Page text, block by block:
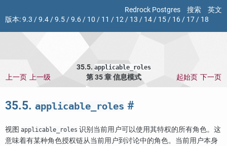
Redrock Postgres 搜索
英文
版本:9.3 /9.4/9.5/9.6/ 10 / 11 / 12/ 13 / 14/ 15/ 16/ 17/ 18
35.5. applicable_roles
上一页 上一级 第 35 章 信息模式 起始页 下一页
35.5. applicable_roles #
视图 applicable_roles 识别当前用户可以使用其特权的所有角色。这
意味着有某种角色授权链从当前用户到讨论中的角色。当前用户本身